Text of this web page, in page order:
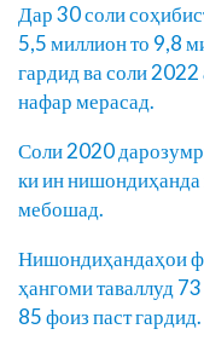
Дар 30 соли
5,5 миллион то 9,8
гардид ва соли
нафар мерасад.
Соли 2020
ки ин нишондиҳанда
мебошад.
Нишондиҳандаҳои
ҳангоми таваллуд
85 фоиз паст гардид.